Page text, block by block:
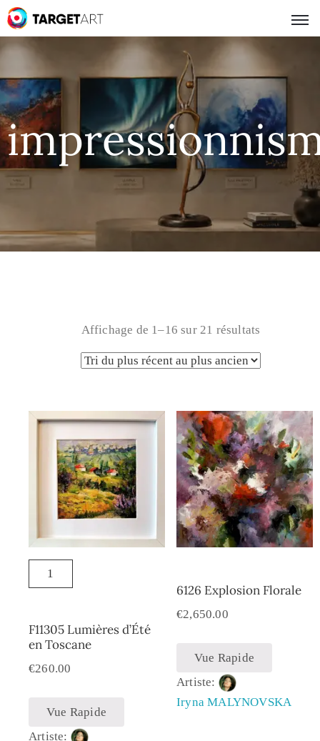
Affichage de 1–16 sur 21 résultats
F11305 Lumières d’Été
en Toscane
€260.00
Vue Rapide
Artiste:
6126 Explosion Florale
€2,650.00
Vue Rapide
Artiste:
Iryna MALYNOVSKA